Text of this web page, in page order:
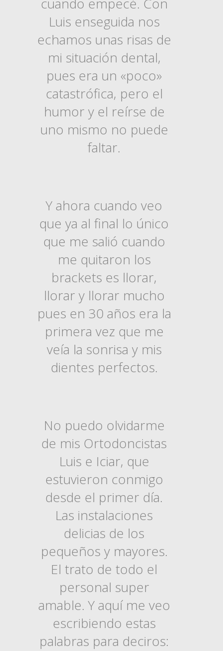
cuando empecé. Con
Luis enseguida nos
echamos unas risas de
mi situación dental,
pues era un «poco»
catastrófica, pero el
humor y el reírse de
uno mismo no puede
faltar.
Y ahora cuando veo
que ya al final lo único
que me salió cuando
me quitaron los
brackets es llorar,
llorar y llorar mucho
pues en 30 años era la
primera vez que me
veía la sonrisa y mis
dientes perfectos.
No puedo olvidarme
de mis Ortodoncistas
Luis e Iciar, que
estuvieron conmigo
desde el primer día.
Las instalaciones
delicias de los
pequeños y mayores.
El trato de todo el
personal super
amable. Y aquí me veo
escribiendo estas
palabras para deciros: